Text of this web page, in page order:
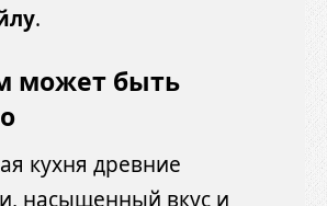
.
может быть
кухня древние
насыщенный вкус и